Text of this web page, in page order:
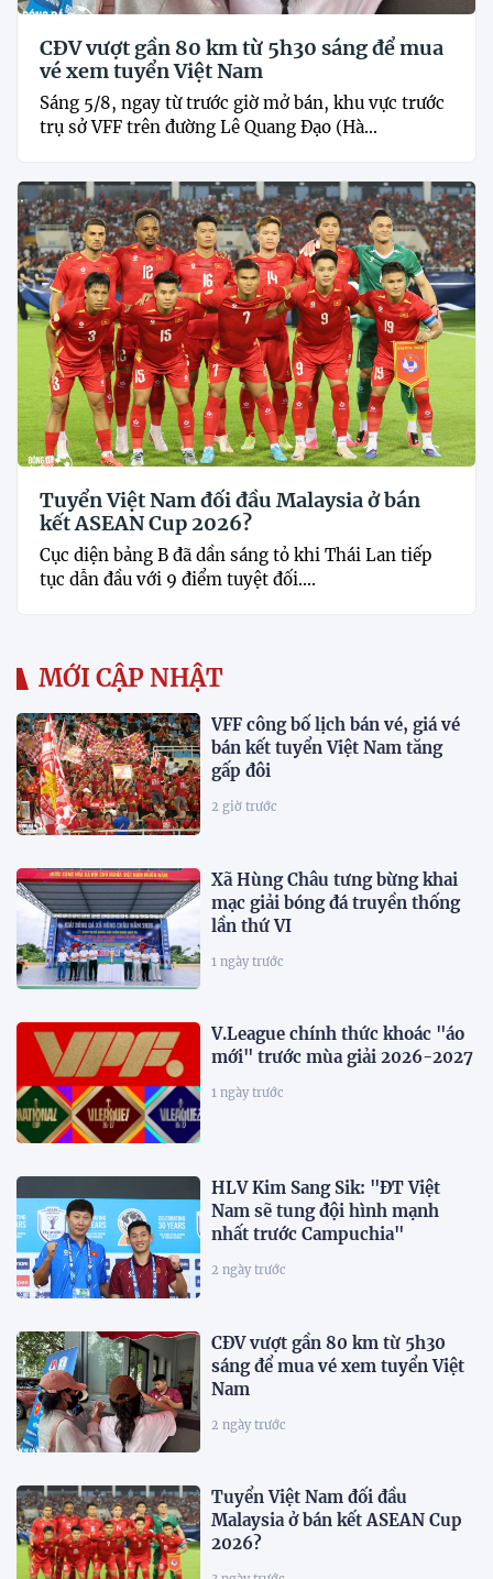
CĐV vượt gần 80 km từ 5h30 sáng để mua
vé xem tuyển Việt Nam
Sáng 5/8, ngay từ trước giờ mở bán, khu vực trước
trụ sở VFF trên đường Lê Quang Đạo (Hà...
Tuyển Việt Nam đối đầu Malaysia ở bán
kết ASEAN Cup 2026?
Cục diện bảng B đã dần sáng tỏ khi Thái Lan tiếp
tục dẫn đầu với 9 điểm tuyệt đối....
MỚI CẬP NHẬT
VFF công bố lịch bán vé, giá vé
bán kết tuyển Việt Nam tăng
gấp đôi
2 giờ trước
Xã Hùng Châu tưng bừng khai
mạc giải bóng đá truyền thống
lần thứ VI
1 ngày trước
V.League chính thức khoác "áo
mới" trước mùa giải 2026-2027
1 ngày trước
HLV Kim Sang Sik: "ĐT Việt
Nam sẽ tung đội hình mạnh
nhất trước Campuchia"
2 ngày trước
CĐV vượt gần 80 km từ 5h30
sáng để mua vé xem tuyển Việt
Nam
2 ngày trước
Tuyển Việt Nam đối đầu
Malaysia ở bán kết ASEAN Cup
2026?